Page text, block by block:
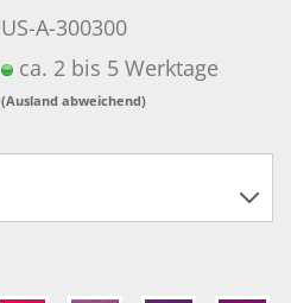
US-A-300300
ca. 2 bis 5 Werktage
(Ausland abweichend)